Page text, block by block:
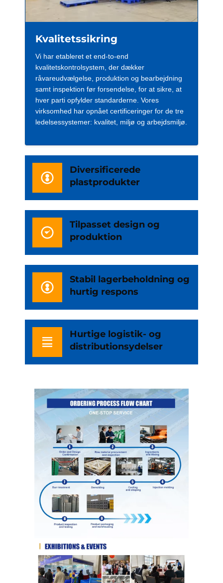
Kvalitetssikring
Vi har etableret et end-to-end
kvalitetskontrolsystem, der dækker
råvareudvælgelse, produktion og bearbejdning
samt inspektion før forsendelse, for at sikre, at
hver parti opfylder standarderne. Vores
virksomhed har opnået certificeringer for de tre
ledelsessystemer: kvalitet, miljø og arbejdsmiljø.
Diversificerede
plastprodukter
Tilpasset design og
produktion
Stabil lagerbeholdning og
hurtig respons
Hurtige logistik- og
distributionsydelser